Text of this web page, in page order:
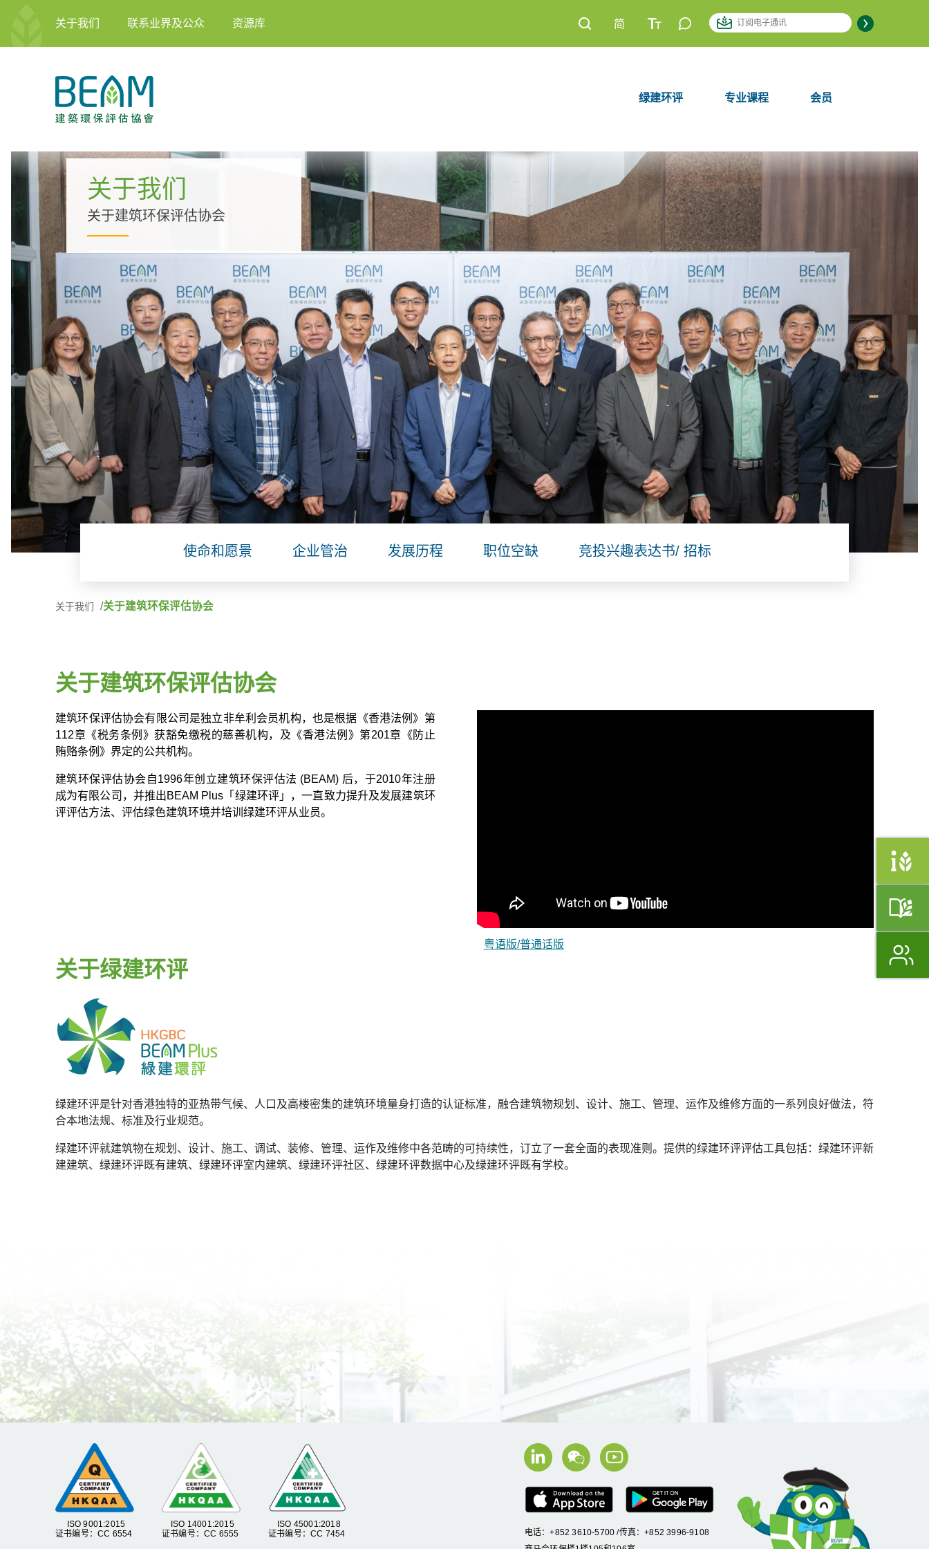
关于我们 联系业界及公众 资源库 简
绿建环评 专业课程 会员
关于我们
关于建筑环保评估协会
使命和愿景 企业管治 发展历程 职位空缺 竞投兴趣表达书/ 招标
关于我们 关于建筑环保评估协会
关于建筑环保评估协会
建筑环保评估协会有限公司是独立非牟利会员机构，也是根据《香港法例》第
112章《税务条例》获豁免缴税的慈善机构，及《香港法例》第201章《防止
贿赂条例》界定的公共机构。
建筑环保评估协会自1996年创立建筑环保评估法 (BEAM) 后，于2010年注册
成为有限公司，并推出BEAM Plus「绿建环评」，一直致力提升及发展建筑环
评评估方法、评估绿色建筑环境并培训绿建环评从业员。
粤语版/普通话版
关于绿建环评
绿建环评是针对香港独特的亚热带气候、人口及高楼密集的建筑环境量身打造的认证标准，融合建筑物规划、设计、施工、管理、运作及维修方面的一系列良好做法，符
合本地法规、标准及行业规范。
绿建环评就建筑物在规划、设计、施工、调试、装修、管理、运作及维修中各范畴的可持续性，订立了一套全面的表现准则。提供的绿建环评评估工具包括：绿建环评新
建建筑、绿建环评既有建筑、绿建环评室内建筑、绿建环评社区、绿建环评数据中心及绿建环评既有学校。
ISO 9001:2015
证书编号：CC 6554
ISO 14001:2015
证书编号：CC 6555
ISO 45001:2018
证书编号：CC 7454
电话：+852 3610-5700 /传真：+852 3996-9108